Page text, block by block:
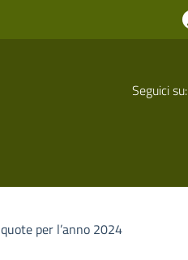
Seguici su:
per l’anno 2024